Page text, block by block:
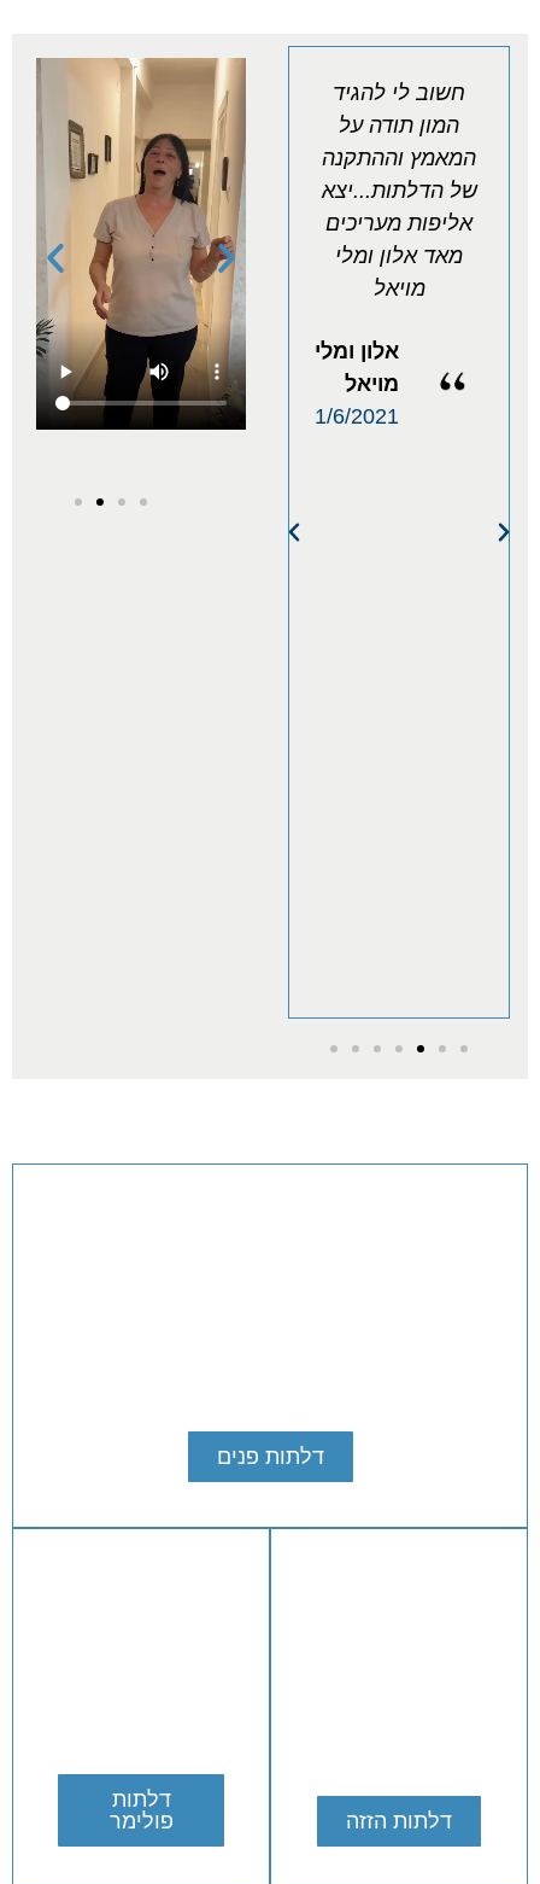
חשוב לי להגיד
המון תודה על
המאמץ וההתקנה
של הדלתות...יצא
אליפות מעריכים
מאד אלון ומלי
מויאל
אלון ומלי
מויאל
1/6/2021
תודה רבה לחברת
אלדור על התקנת
דלתות פנים
איכותיות. תודה
על עבודה יסודית
ונקיה. ממליצה
מאוד.
גלית
מלכה
10.02.21
דלתות פנים
דלתות הזזה
דלתות
פולימר